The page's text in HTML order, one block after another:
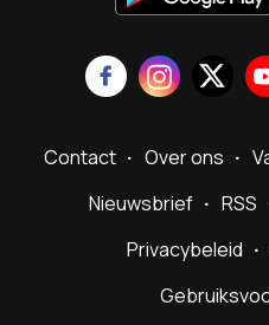
Contact Over ons
Nieuwsbrief
RSS
Privacybeleid